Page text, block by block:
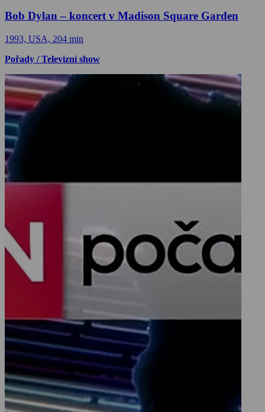
Bob Dylan – koncert v Madison Square Garden
1993, USA, 204 min
Pořady / Televizní show